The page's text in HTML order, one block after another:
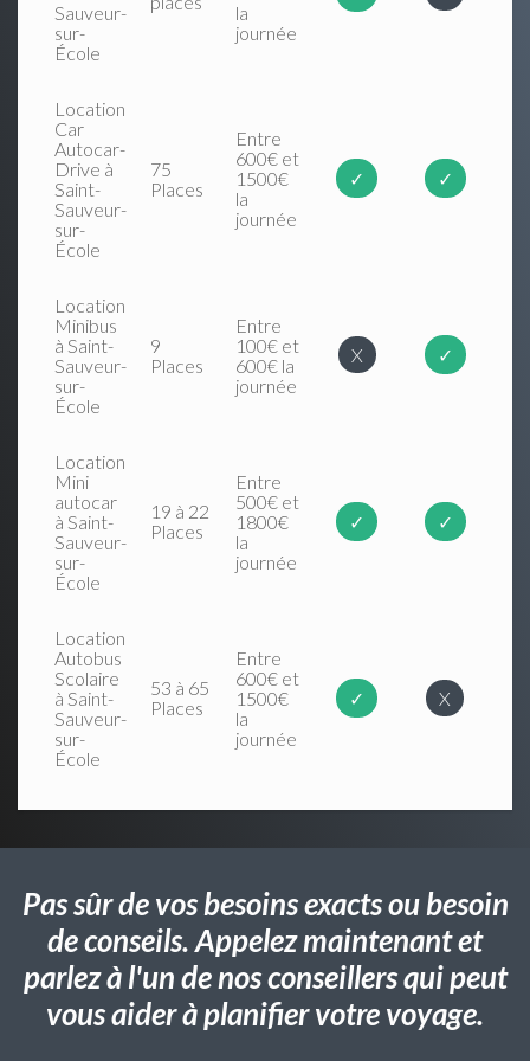
Sauveur-
sur-
École
la
journée
Location
Car
Autocar-
Drive à
Saint-
Sauveur-
sur-
École
75
Places
Entre
600€ et
1500€
la
journée
✓ ✓
Location
Minibus
à Saint-
Sauveur-
sur-
École
9
Places
Entre
100€ et
600€ la
journée
X ✓
Location
Mini
autocar
à Saint-
Sauveur-
sur-
École
19 à 22
Places
Entre
500€ et
1800€
la
journée
✓ ✓
Location
Autobus
Scolaire
à Saint-
Sauveur-
sur-
École
53 à 65
Places
Entre
600€ et
1500€
la
journée
✓ X
Pas sûr de vos besoins exacts ou besoin
de conseils. Appelez maintenant et
parlez à l'un de nos conseillers qui peut
vous aider à planifier votre voyage.